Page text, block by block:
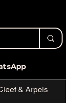
& Arpels